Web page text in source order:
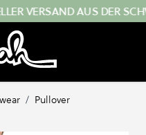
AUS DER SCHWEIZ
/ Pullover